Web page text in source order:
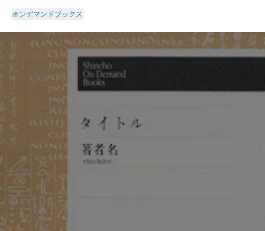
オンデマンドブックス